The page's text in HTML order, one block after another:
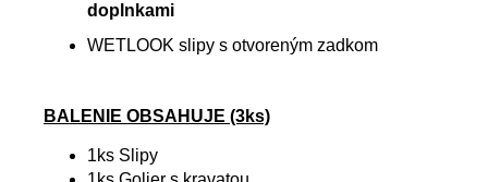
doplnkami
WETLOOK slipy s otvoreným zadkom
BALENIE OBSAHUJE (3ks)
1ks Slipy